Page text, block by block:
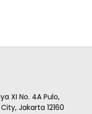
XI No. 4A Pulo,
Jakarta 12160